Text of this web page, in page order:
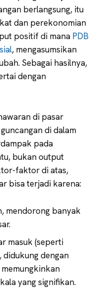
berlangsung, itu
dan perekonomian
positif di mana PDB
, mengasumsikan
Sebagai hasilnya,
dengan
di pasar
di dalam
pada
bukan output
faktor di atas,
bisa terjadi karena:
mendorong banyak
masuk (seperti
didukung dengan
yang signifikan.